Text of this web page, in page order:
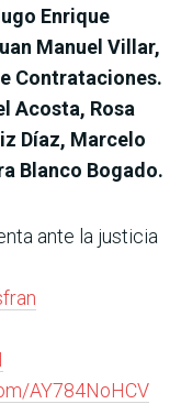
Enrique
Manuel Villar,
Contrataciones.
Acosta, Rosa
Díaz, Marcelo
Blanco Bogado.
ante la justicia
AY784NoHCV